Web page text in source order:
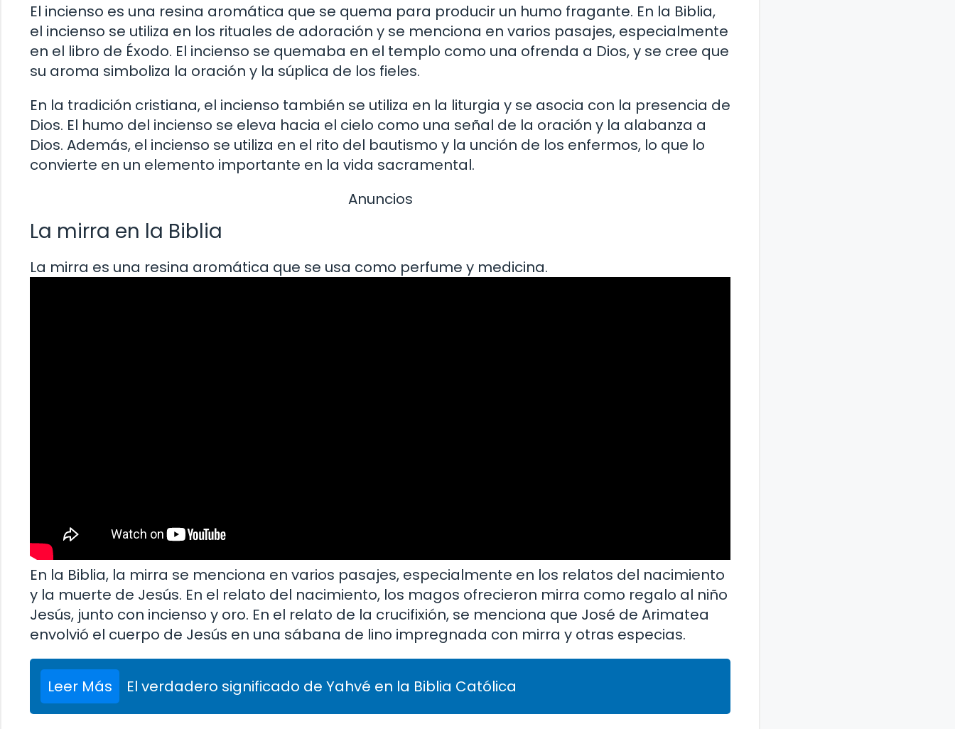
El incienso es una resina aromática que se quema para producir un humo fragante. En la Biblia,
el incienso se utiliza en los rituales de adoración y se menciona en varios pasajes, especialmente
en el libro de Éxodo. El incienso se quemaba en el templo como una ofrenda a Dios, y se cree que
su aroma simboliza la oración y la súplica de los fieles.
En la tradición cristiana, el incienso también se utiliza en la liturgia y se asocia con la presencia de
Dios. El humo del incienso se eleva hacia el cielo como una señal de la oración y la alabanza a
Dios. Además, el incienso se utiliza en el rito del bautismo y la unción de los enfermos, lo que lo
convierte en un elemento importante en la vida sacramental.
Anuncios
La mirra en la Biblia
La mirra es una resina aromática que se usa como perfume y medicina.
En la Biblia, la mirra se menciona en varios pasajes, especialmente en los relatos del nacimiento
y la muerte de Jesús. En el relato del nacimiento, los magos ofrecieron mirra como regalo al niño
Jesús, junto con incienso y oro. En el relato de la crucifixión, se menciona que José de Arimatea
envolvió el cuerpo de Jesús en una sábana de lino impregnada con mirra y otras especias.
Leer Más El verdadero significado de Yahvé en la Biblia Católica